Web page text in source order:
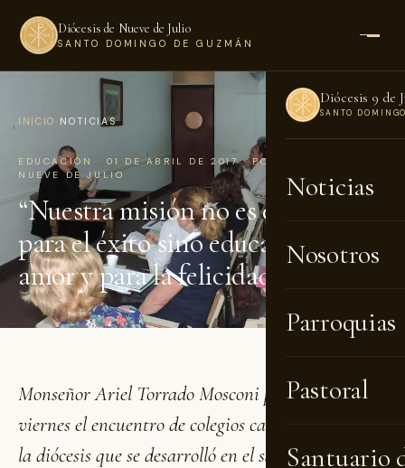
Diócesis de Nueve de Julio
SANTO DOMINGO DE GUZMÁN
Diócesis 9 de
SANTO
Noticias
Nosotros
Parroquias
Pastoral
Santuario
INICIO NOTICIAS
EDUCACIÓN · 01 DE ABRIL DE 2017 · POR DIÓCESIS DE
NUEVE DE JULIO
“Nuestra misión no es educar
para el éxito sino educar para el
amor y para la felicidad”
Monseñor Ariel Torrado Mosconi presidió el
viernes el encuentro de colegios católicos de toda
la diócesis que se desarrolló en el salón de Usos